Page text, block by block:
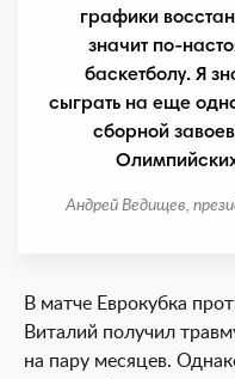
графики
значит по-
баскетболу. Я
сыграть на еще
сборной
Андрей Ведищев,
В матче Еврокубка
Виталий получил
на пару месяцев.